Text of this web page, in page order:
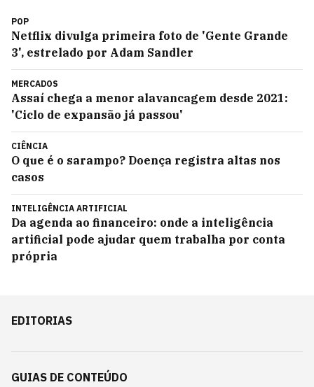
POP
Netflix divulga primeira foto de 'Gente Grande
3', estrelado por Adam Sandler
MERCADOS
Assaí chega a menor alavancagem desde 2021:
'Ciclo de expansão já passou'
CIÊNCIA
O que é o sarampo? Doença registra altas nos
casos
INTELIGÊNCIA ARTIFICIAL
Da agenda ao financeiro: onde a inteligência
artificial pode ajudar quem trabalha por conta
própria
EDITORIAS
GUIAS DE CONTEÚDO